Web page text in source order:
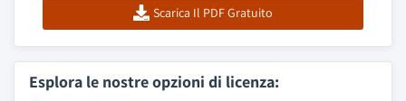
Scarica Il PDF Gratuito
Esplora le nostre opzioni di licenza: